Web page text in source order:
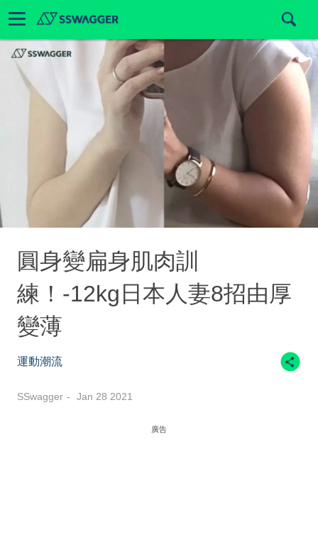
圓身變扁身肌肉訓
練！-12kg日本人妻8招由厚
變薄
運動潮流
SSwagger Jan 28 2021
廣告